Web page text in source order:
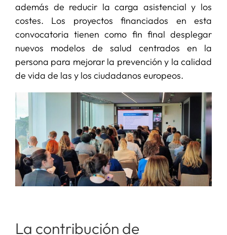
además de reducir la carga asistencial y los
costes. Los proyectos financiados en esta
convocatoria tienen como fin final desplegar
nuevos modelos de salud centrados en la
persona para mejorar la prevención y la calidad
de vida de las y los ciudadanos europeos.
La contribución de